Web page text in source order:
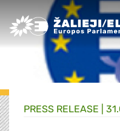
Greens/EFA Home
PRESS RELEASE |